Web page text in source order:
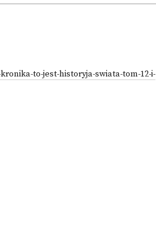
to-jest-historyja-swiata-tom-12-i-